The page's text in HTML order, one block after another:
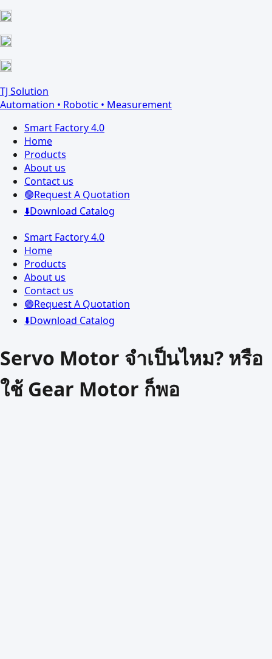
Skip
content
Facebook
opens
new
YouTube
opens
new
TJ Solution
Automation • Robotic • Measurement
Smart Factory 4.0
Home
Products
About us
Contact us
🟢Request A Quotation
⬇️Download Catalog
Smart Factory 4.0
Home
Products
About us
Contact us
🟢Request A Quotation
⬇️Download Catalog
Servo Motor จำเป็นไหม? หรือ
ใช้ Gear Motor ก็พอ